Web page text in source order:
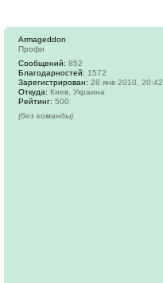
Armageddon
Профи
Сообщений: 852
Благодарностей: 1572
Зарегистрирован: 28 янв 2010, 20:42
Откуда: Киев, Украина
Рейтинг: 500
(без команды)